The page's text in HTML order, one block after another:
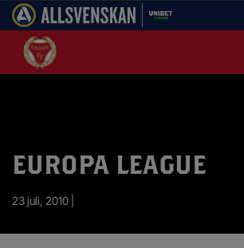
EUROPA LEAGUE
23 juli, 2010 |